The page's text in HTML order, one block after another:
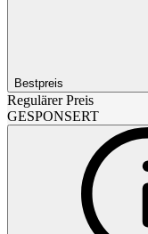
Bestpreis
Regulärer Preis
GESPONSERT